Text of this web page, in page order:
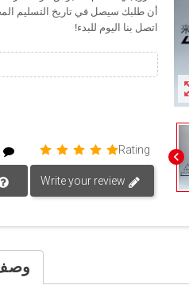
chevron_left
أن طلبك سيصل في تاريخ التسليم
اتصل بنا اليوم للبدء!
Rating